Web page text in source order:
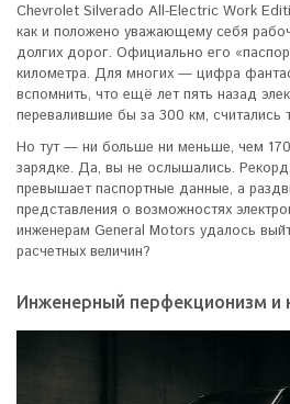
Chevrolet Silverado All-Electric Work
как и положено уважающему себя
долгих дорог. Официально его
километра. Для многих — цифра
вспомнить, что ещё лет пять назад
перевалившие бы за 300 км, считались
Но тут — ни больше ни меньше, чем
зарядке. Да, вы не ослышались.
превышает паспортные данные, а
представления о возможностях
инженерам General Motors удалось
расчетных величин?
Инженерный перфекционизм и